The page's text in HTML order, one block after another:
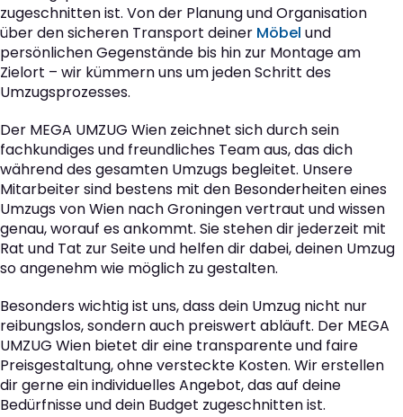
zugeschnitten ist. Von der Planung und Organisation
über den sicheren Transport deiner Möbel und
persönlichen Gegenstände bis hin zur Montage am
Zielort – wir kümmern uns um jeden Schritt des
Umzugsprozesses.
Der MEGA UMZUG Wien zeichnet sich durch sein
fachkundiges und freundliches Team aus, das dich
während des gesamten Umzugs begleitet. Unsere
Mitarbeiter sind bestens mit den Besonderheiten eines
Umzugs von Wien nach Groningen vertraut und wissen
genau, worauf es ankommt. Sie stehen dir jederzeit mit
Rat und Tat zur Seite und helfen dir dabei, deinen Umzug
so angenehm wie möglich zu gestalten.
Besonders wichtig ist uns, dass dein Umzug nicht nur
reibungslos, sondern auch preiswert abläuft. Der MEGA
UMZUG Wien bietet dir eine transparente und faire
Preisgestaltung, ohne versteckte Kosten. Wir erstellen
dir gerne ein individuelles Angebot, das auf deine
Bedürfnisse und dein Budget zugeschnitten ist.